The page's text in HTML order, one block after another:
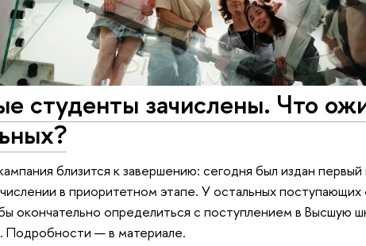
студенты зачислены. Что
близится к завершению: сегодня был издан первый
в приоритетном этапе. У остальных
окончательно определиться с поступлением в Высшую
Подробности — в материале.